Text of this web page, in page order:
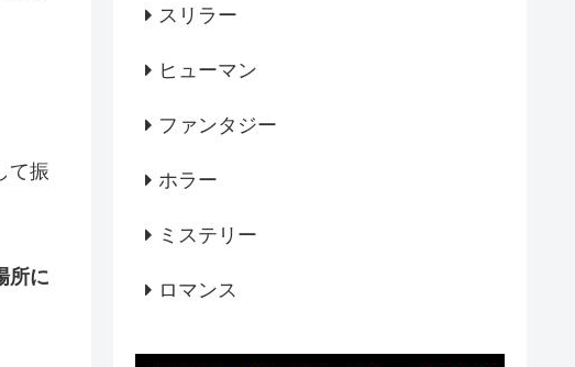
て振
所に
スリラー
ヒューマン
ファンタジー
ホラー
ミステリー
ロマンス